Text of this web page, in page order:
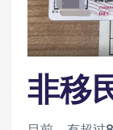
非移